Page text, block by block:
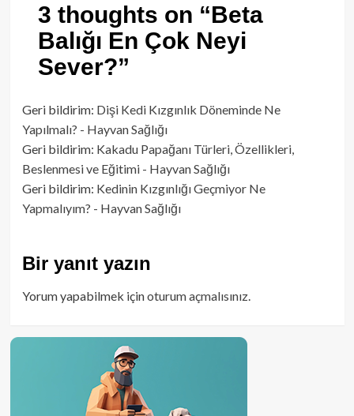
3 thoughts on “Beta
Balığı En Çok Neyi
Sever?”
Geri bildirim: Dişi Kedi Kızgınlık Döneminde Ne
Yapılmalı? - Hayvan Sağlığı
Geri bildirim: Kakadu Papağanı Türleri, Özellikleri,
Beslenmesi ve Eğitimi - Hayvan Sağlığı
Geri bildirim: Kedinin Kızgınlığı Geçmiyor Ne
Yapmalıyım? - Hayvan Sağlığı
Bir yanıt yazın
Yorum yapabilmek içinoturum açmalısınız.